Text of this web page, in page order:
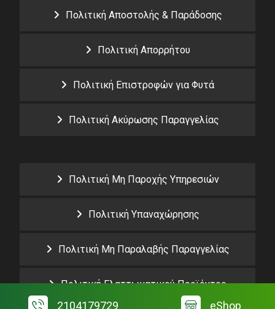
Πολιτική Αποστολής & Παράδοσης
Πολιτική Απορρήτου
Πολιτική Επιστροφών για Φυτά
Πολιτική Ακύρωσης Παραγγελίας
Πολιτική Μη Παροχής Υπηρεσιών
Πολιτική Υπαναχώρησης
Πολιτική Μη Παραλαβής Παραγγελίας
Πολιτική Ελαττωματικού Προϊόντος
2104179729 eShop